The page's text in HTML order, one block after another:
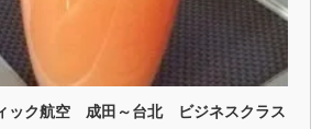
ック航空 成田～台北 ビジネスクラス